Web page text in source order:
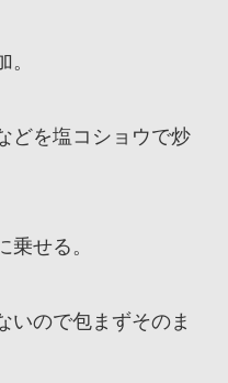
どを塩コショウで炒
せる。
いので包まずそのま